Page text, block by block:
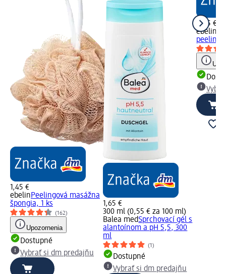
1,45 €
ebelinPeelingová masážna
špongia, 1 ks
(162)
Upozornenia
Dostupné
Vybrať si dm predajňu
1,65 €
300 ml (0,55 € za 100 ml)
Balea medSprchovací gél s
alantoínom a pH 5,5, 300
ml
(1)
Dostupné
Vybrať si dm predajňu
2,25 €
ebelin